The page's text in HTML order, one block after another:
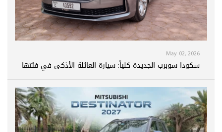
May 02, 2026
سكودا سوبرب الجديدة كلياً: سيارة العائلة الأذكى في فئتها